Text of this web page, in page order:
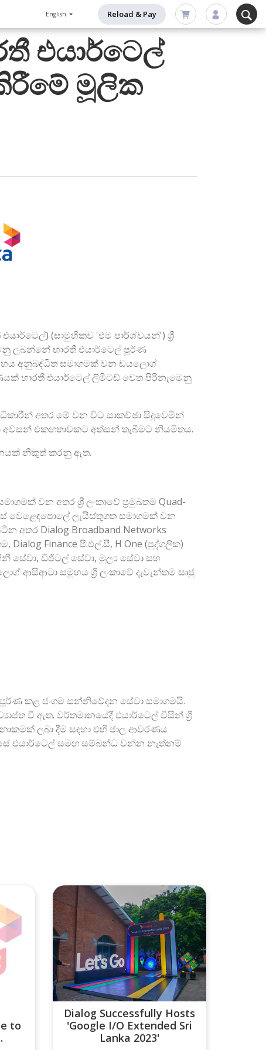
English Reload & Pay
එයාර්ටෙල්
මූලික
(සාමුහිකව 'එම පාර්ශ්වයන්') ශ්‍රී
ලබන්නේ භාරතී එයාර්ටෙල් පූර්ණ
අනුබද්ධිත සමාගමක් වන ඩයලොග්
භාරතී එයාර්ටෙල් ලිමිටඩ් වෙත පිරිනැමෙනු
අතර මේ වන විට සාකච්ඡා සිදුවෙමින්
එකඟතාවකට අත්සන් තැබීමට නියමිතය.
නිකුත් කරනු ඇත.
වන අතර ශ්‍රී ලංකාවේ ප්‍රමුඛතම Quad-
වෙළෙඳපොලේ ලැයිස්තුගත සමාගමක් වන
අතර Dialog Broadband Networks
Dialog Finance පී.එල්.සී, H One (පුද්ගලික)
සේවා, ඩිජිටල් සේවා, මුල්‍ය සේවා සහ
සමූහය ශ්‍රී ලංකාවේ දැවැන්තම සෘජු
කළ ජංගම සන්නිවේදන සේවා සමාගමයි.
වී ඇත. වර්තමානයේදී එයාර්ටෙල් විසින් ශ්‍රී
ලබා දීම සඳහා එහි ජාල ආවරණය
එයාර්ටෙල් සමඟ සම්බන්ධ වන්න නැත්නම්
to
Dialog Successfully Hosts
'Google I/O Extended Sri
Lanka 2023'